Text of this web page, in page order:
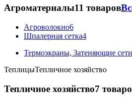
Агроматериалы11 товаров
Агроволокно6
Шпалерная сетка4
Термоэкраны, Затеняющие сети
ТеплицыТепличное хозяйство
Тепличное хозяйство7